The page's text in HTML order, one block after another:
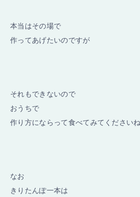
本当はその場で
作ってあげたいのですが
それもできないので
おうちで
作り方にならって食べてみてくださいね
なお
きりたんぽ一本は